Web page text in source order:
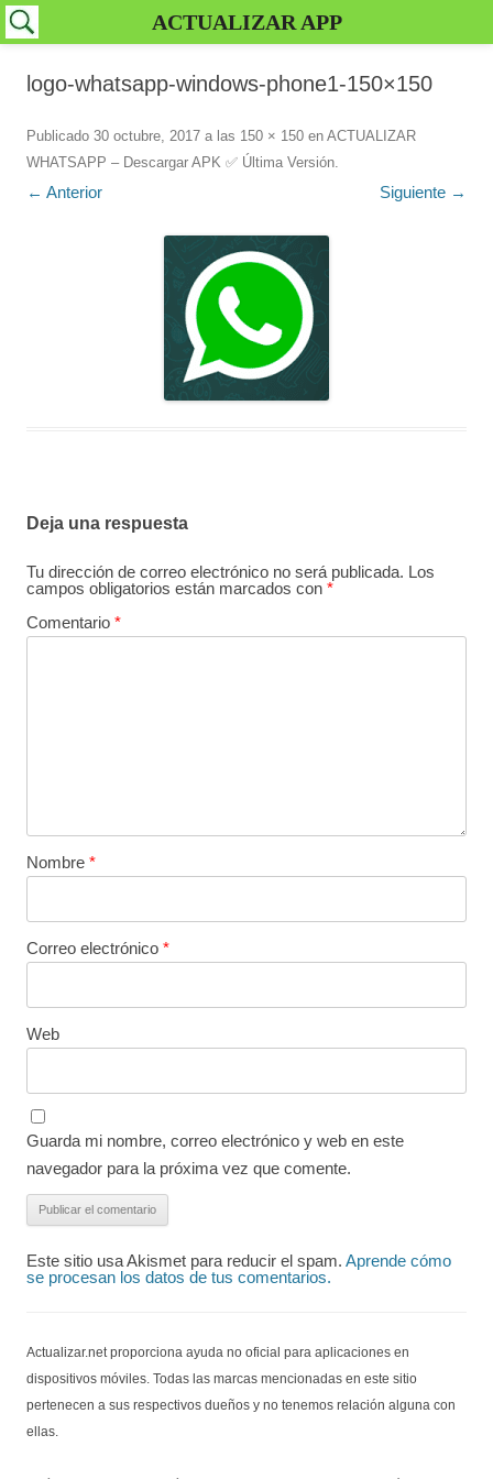
logo-whatsapp-windows-phone1-150×150
Publicado 30 octubre, 2017 a las 150 × 150 en ACTUALIZAR
WHATSAPP – Descargar APK ✅️ Última Versión.
← Anterior Siguiente →
Deja una respuesta
Tu dirección de correo electrónico no será publicada. Los
campos obligatorios están marcados con *
Comentario *
Nombre *
Correo electrónico *
Web
Guarda mi nombre, correo electrónico y web en este
navegador para la próxima vez que comente.
Este sitio usa Akismet para reducir el spam. Aprende cómo
se procesan los datos de tus comentarios.
Actualizar.net proporciona ayuda no oficial para aplicaciones en
dispositivos móviles. Todas las marcas mencionadas en este sitio
pertenecen a sus respectivos dueños y no tenemos relación alguna con
ellas.
ACTUALIZAR APP